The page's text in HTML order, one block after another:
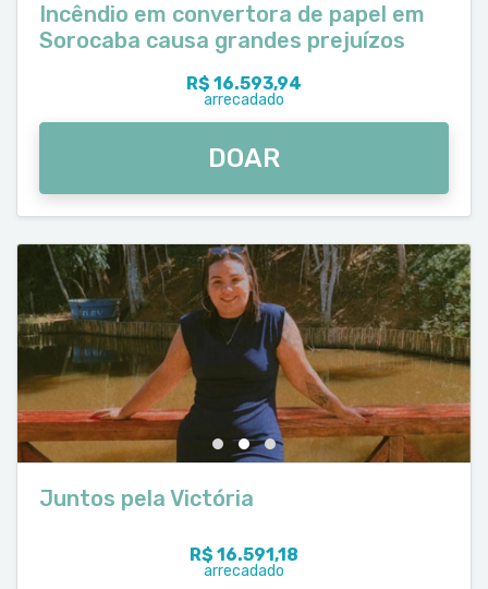
Incêndio em convertora de papel em
Sorocaba causa grandes prejuízos
R$ 16.593,94
arrecadado
DOAR
Juntos pela Victória
R$ 16.591,18
arrecadado